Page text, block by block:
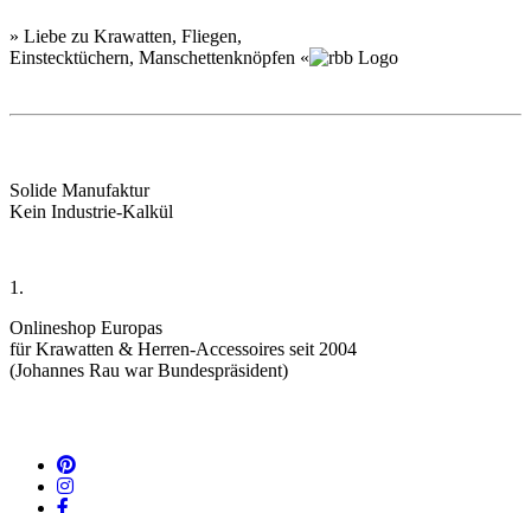
» Liebe zu Krawatten, Fliegen,
Einstecktüchern, Manschettenknöpfen «
Solide Manufaktur
Kein Industrie-Kalkül
1.
Onlineshop Europas
für Krawatten & Herren-Accessoires seit 2004
(Johannes Rau war Bundespräsident)